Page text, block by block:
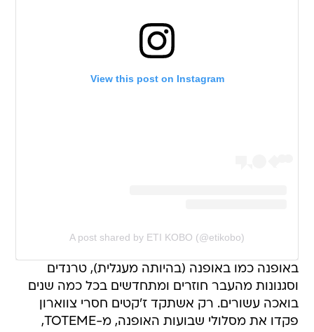
View this post on Instagram
A post shared by ETI KOBO (@etikobo)
באופנה כמו באופנה (בהיותה מעגלית), טרנדים
וסגנונות מהעבר חוזרים ומתחדשים בכל כמה שנים
בואכה עשורים. רק אשתקד ז'קטים חסרי צווארון
פקדו את מסלולי שבועות האופנה, מ-TOTEME,